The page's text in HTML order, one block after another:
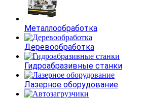
Металлообработка
Деревообработка
Гидроабразивные станки
Лазерное оборудование